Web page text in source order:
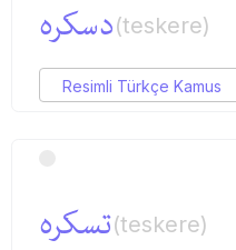
دسكره(teskere)
Resimli Türkçe Kamus
تسكره(teskere)